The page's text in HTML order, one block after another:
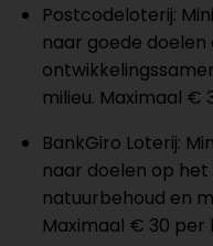
Postcodeloterij:
naar goede
milieu. Maximaal €
BankGiro Loterij:
naar doelen op
natuurbehoud en
Maximaal € 30 per